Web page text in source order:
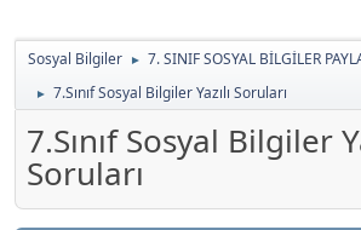
Sosyal Bilgiler ► 7. SINIF SOSYAL BİLGİLER
► 7.Sınıf Sosyal Bilgiler Yazılı Soruları
7.Sınıf Sosyal Bilgiler
Soruları